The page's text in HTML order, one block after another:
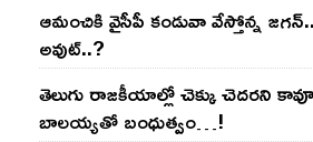
ఆమంచికి వైసీపీ కండువా వేస్తోన్న
అవుట్‌..?
తెలుగు రాజ‌కీయాల్లో చెక్కు చెద‌ర‌ని
బాల‌య్యతో బంధుత్వం…!